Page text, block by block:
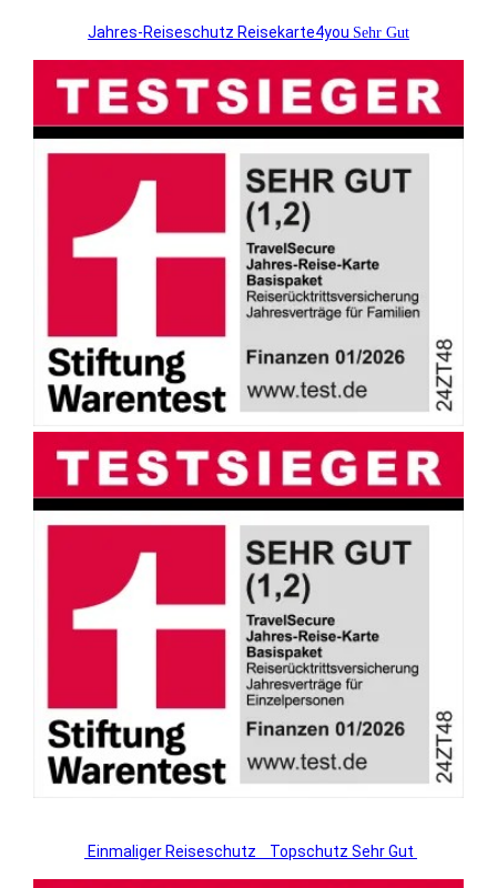
Jahres-Reiseschutz Reisekarte4you Sehr Gut
Einmaliger Reiseschutz Topschutz Sehr Gut